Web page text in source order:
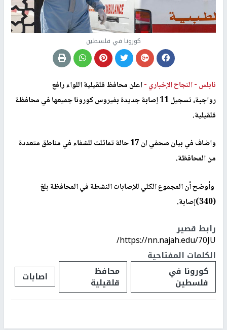
كورونا في فلسطين
نابلس -النجاح الإخباري -اعلن محافظ قلقيلية اللواء رافع
رواجبة، تسجيل 11 إصابة جديدة بفيروس كورونا جميعها في محافظة
قلقيلية.
واضاف في بيان صحفي ان 17 حالة تماثلت للشفاء في مناطق متعددة
من المحافظة.
وأوضح أن المجموع الكلي للإصابات النشطة في المحافظة بلغ
(340)إصابة.
رابط قصير
https://nn.najah.edu/70JU/
الكلمات المفتاحية
كورونا في
فلسطين
محافظ
قلقيلية اصابات